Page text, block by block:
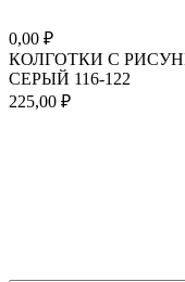
0,00 ₽
КОЛГОТКИ С
СЕРЫЙ 116-122
225,00 ₽